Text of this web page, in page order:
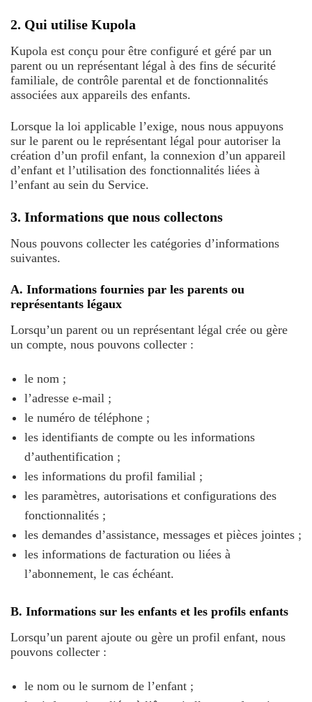
2. Qui utilise Kupola
Kupola est conçu pour être configuré et géré par un
parent ou un représentant légal à des fins de sécurité
familiale, de contrôle parental et de fonctionnalités
associées aux appareils des enfants.
Lorsque la loi applicable l’exige, nous nous appuyons
sur le parent ou le représentant légal pour autoriser la
création d’un profil enfant, la connexion d’un appareil
d’enfant et l’utilisation des fonctionnalités liées à
l’enfant au sein du Service.
3. Informations que nous collectons
Nous pouvons collecter les catégories d’informations
suivantes.
A. Informations fournies par les parents ou
représentants légaux
Lorsqu’un parent ou un représentant légal crée ou gère
un compte, nous pouvons collecter :
le nom ;
l’adresse e-mail ;
le numéro de téléphone ;
les identifiants de compte ou les informations
d’authentification ;
les informations du profil familial ;
les paramètres, autorisations et configurations des
fonctionnalités ;
les demandes d’assistance, messages et pièces jointes ;
les informations de facturation ou liées à
l’abonnement, le cas échéant.
B. Informations sur les enfants et les profils enfants
Lorsqu’un parent ajoute ou gère un profil enfant, nous
pouvons collecter :
le nom ou le surnom de l’enfant ;